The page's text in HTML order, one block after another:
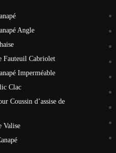
Angle
Fauteuil Cabriolet
Imperméable
Clac
Coussin d’assise de
Valise